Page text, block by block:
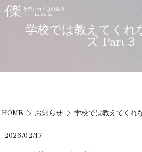
学校では教えてくれ
ズ Part３
HOME お知らせ 学校では教えてくれ
2026/02/17